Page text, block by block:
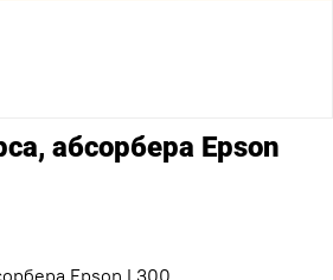
абсорбера Epson
Epson L300